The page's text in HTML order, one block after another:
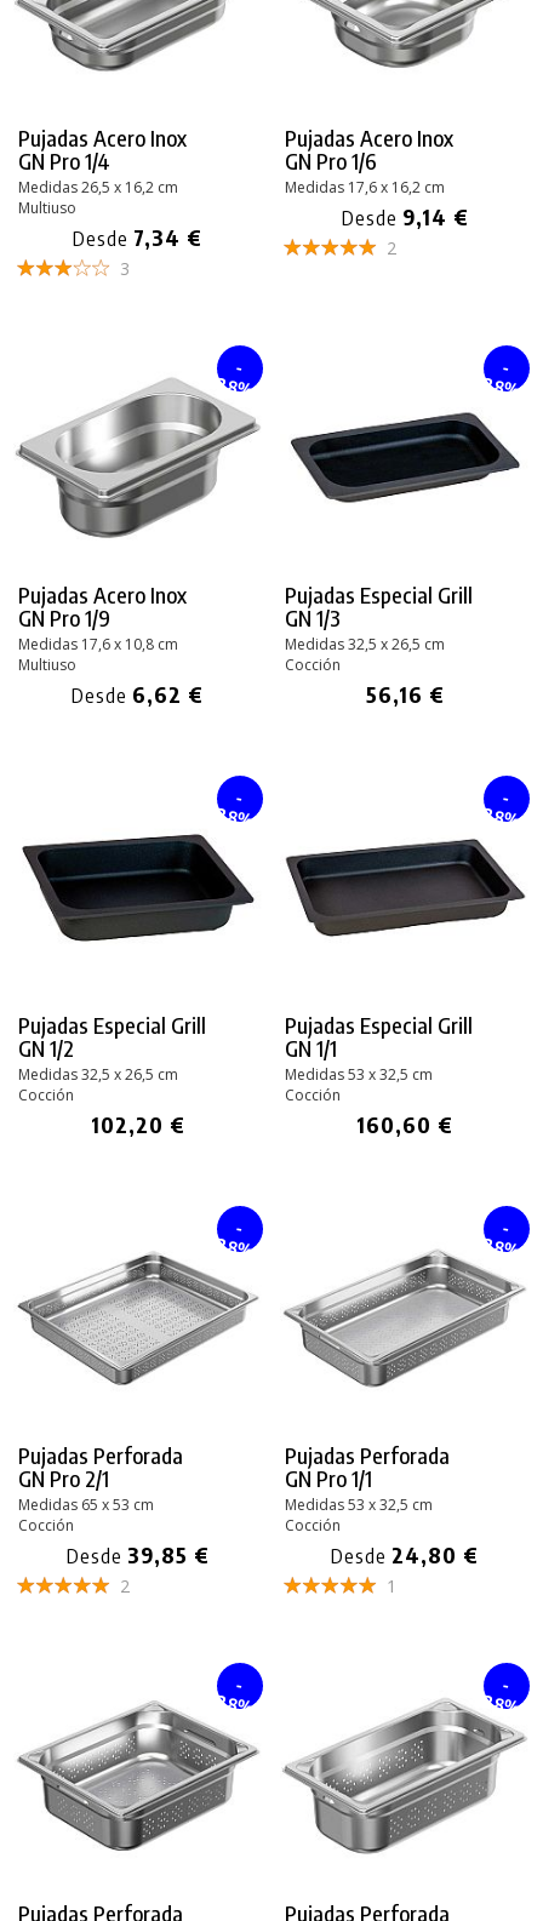
Pujadas Acero Inox
GN Pro 1/4
Medidas 26,5 x 16,2 cm
Multiuso
Desde 7,34 €
3
Pujadas Acero Inox
GN Pro 1/6
Medidas 17,6 x 16,2 cm
Desde 9,14 €
2
-
28%
Pujadas Acero Inox
GN Pro 1/9
Medidas 17,6 x 10,8 cm
Multiuso
Desde 6,62 €
-
28%
Pujadas Especial Grill
GN 1/3
Medidas 32,5 x 26,5 cm
Cocción
56,16 €
-
28%
Pujadas Especial Grill
GN 1/2
Medidas 32,5 x 26,5 cm
Cocción
102,20 €
-
28%
Pujadas Especial Grill
GN 1/1
Medidas 53 x 32,5 cm
Cocción
160,60 €
-
28%
Pujadas Perforada
GN Pro 2/1
Medidas 65 x 53 cm
Cocción
Desde 39,85 €
2
-
28%
Pujadas Perforada
GN Pro 1/1
Medidas 53 x 32,5 cm
Cocción
Desde 24,80 €
1
-
28%
Pujadas Perforada
-
28%
Pujadas Perforada